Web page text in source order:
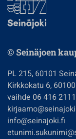
© Seinäjoen
PL 215, 60101
Kirkkokatu 6,
vaihde 06 416 2111
info@seinajoki.fi